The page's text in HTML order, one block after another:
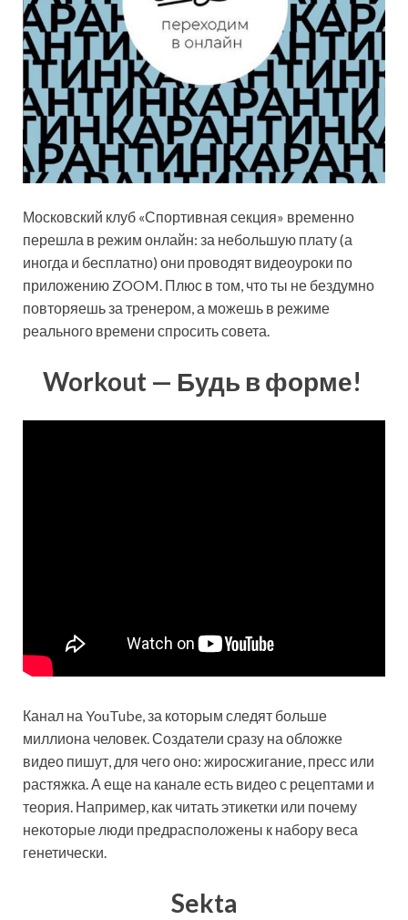
Московский клуб «Спортивная секция» временно
перешла в режим онлайн: за небольшую плату (а
иногда и бесплатно) они проводят видеоуроки по
приложению ZOOM. Плюс в том, что ты не бездумно
повторяешь за тренером, а можешь в режиме
реального времени спросить совета.
Workout — Будь в форме!
Канал на YouTube, за которым следят больше
миллиона человек. Создатели сразу на обложке
видео пишут, для чего оно: жиросжигание, пресс или
растяжка. А еще на канале есть видео с рецептами и
теория. Например, как читать этикетки или почему
некоторые люди предрасположены к набору веса
генетически.
Sekta